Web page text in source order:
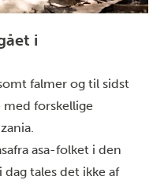
i
falmer og til sidst
forskellige
asa-folket i den
dag tales det ikke af